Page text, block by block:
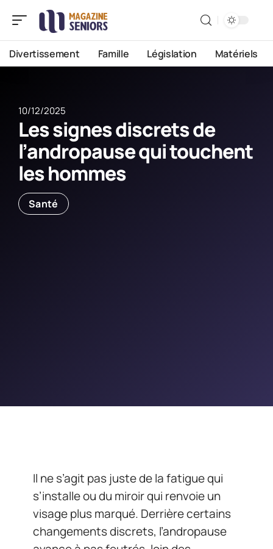
Divertissement Famille Législation Matériels
10/12/2025
Les signes discrets de
l’andropause qui touchent
les hommes
Santé
Il ne s’agit pas juste de la fatigue qui
s’installe ou du miroir qui renvoie un
visage plus marqué. Derrière certains
changements discrets, l’andropause